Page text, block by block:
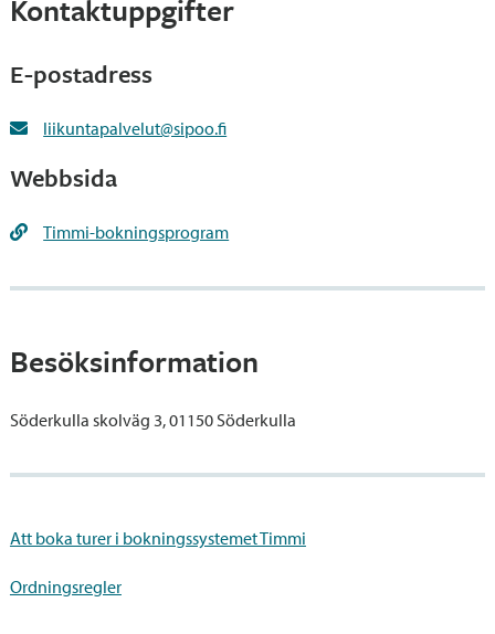
Kontaktuppgifter
E-postadress
liikuntapalvelut@sipoo.fi
Webbsida
Timmi-bokningsprogram
Besöksinformation
Söderkulla skolväg 3, 01150 Söderkulla
Att boka turer i bokningssystemet Timmi
Ordningsregler